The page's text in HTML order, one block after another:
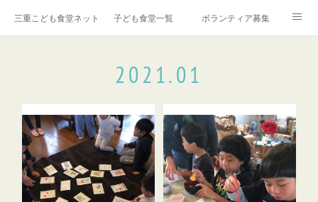
三重こども食堂ネットワーク子ども食堂一覧 ボランティア募集
☆子ども食堂カレンダー
2021.01